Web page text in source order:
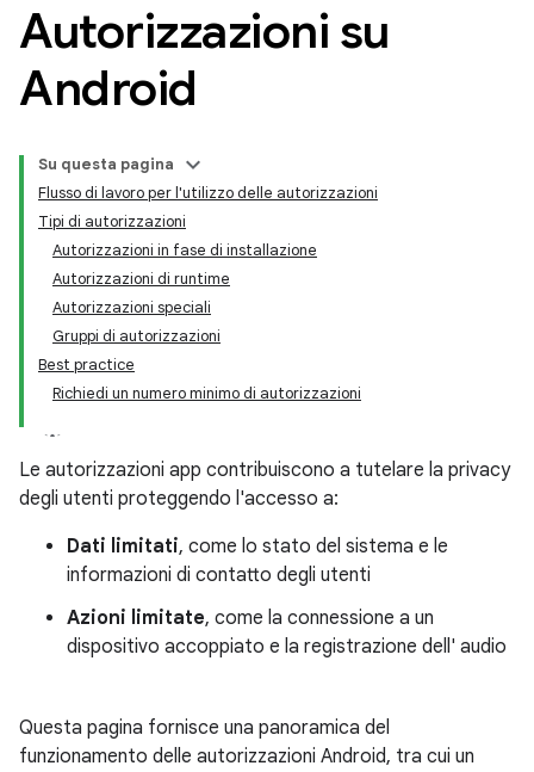
Autorizzazioni su
Android
Su questa pagina
Flusso di lavoro per l'utilizzo delle autorizzazioni
Tipi di autorizzazioni
Autorizzazioni in fase di installazione
Autorizzazioni di runtime
Autorizzazioni speciali
Gruppi di autorizzazioni
Best practice
Richiedi un numero minimo di autorizzazioni
Le autorizzazioni app contribuiscono a tutelare la privacy
degli utenti proteggendo l'accesso a:
Dati limitati, come lo stato del sistema e le
informazioni di contatto degli utenti
Azioni limitate, come la connessione a un
dispositivo accoppiato e la registrazione dell' audio
Questa pagina fornisce una panoramica del
funzionamento delle autorizzazioni Android, tra cui un